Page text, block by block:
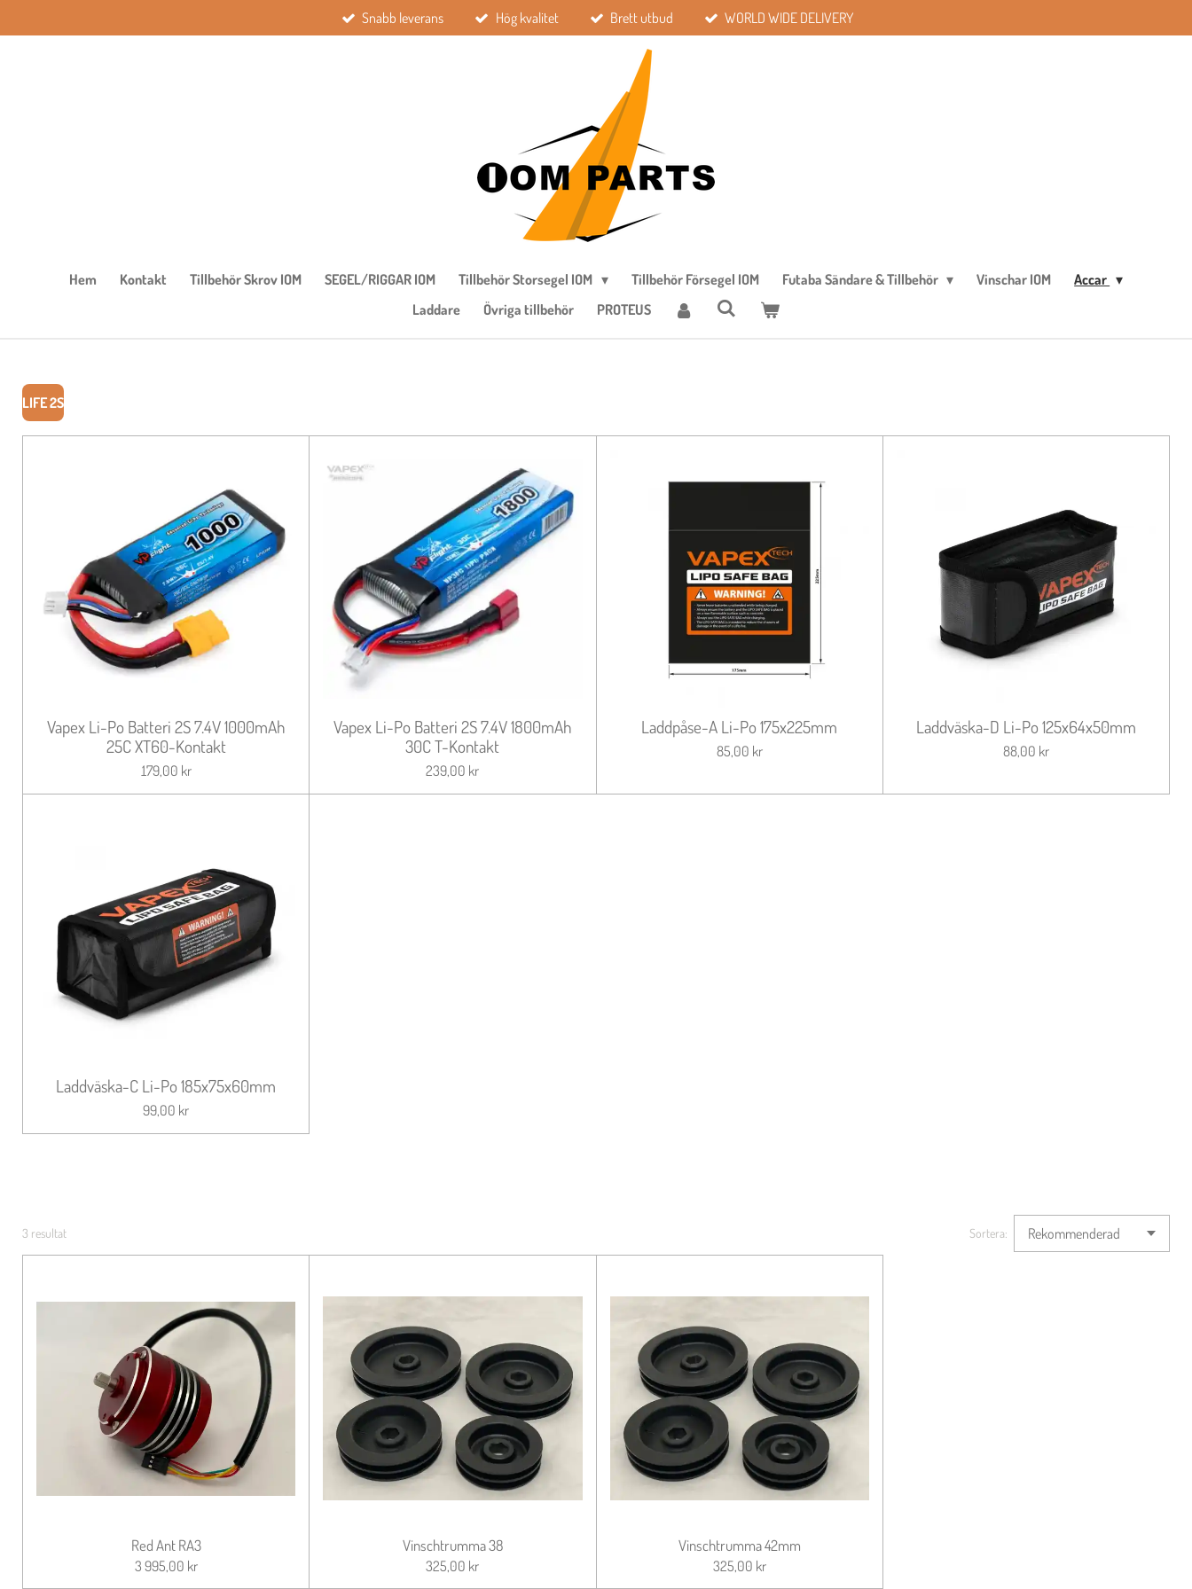
till
Snabb leverans Hög kvalitet Brett utbud WORLD WIDE DELIVERY
Hem Kontakt Tillbehör Skrov IOM SEGEL/RIGGAR IOM Tillbehör Storsegel IOM Tillbehör Försegel IOM Futaba Sändare & Tillbehör Vinschar IOM
Accar
Laddare
Övriga tillbehör PROTEUS
LIFE 2S
Vapex Li-Po Batteri 2S 7.4V 1000mAh
25C XT60-Kontakt
179,00 kr
Vapex Li-Po Batteri 2S 7.4V 1800mAh
30C T-Kontakt
239,00 kr
Laddpåse-A Li-Po 175x225mm
85,00 kr
Laddväska-D Li-Po 125x64x50mm
88,00 kr
Laddväska-C Li-Po 185x75x60mm
99,00 kr
3 resultat Sortera:
Red Ant RA3
3 995,00 kr
Vinschtrumma 38
325,00 kr
Vinschtrumma 42mm
325,00 kr